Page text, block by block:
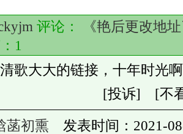
评论：
《艳后更改地
1
歌大大的链接，十年时光
[投诉] [不
菡初熏 发表时间：2021-